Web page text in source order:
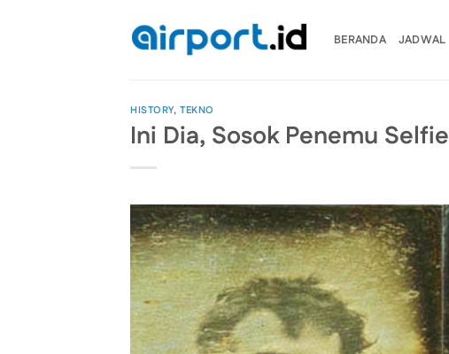
BERANDA JADWAL
HISTORY,TEKNO
Ini Dia, Sosok Penemu Selfie